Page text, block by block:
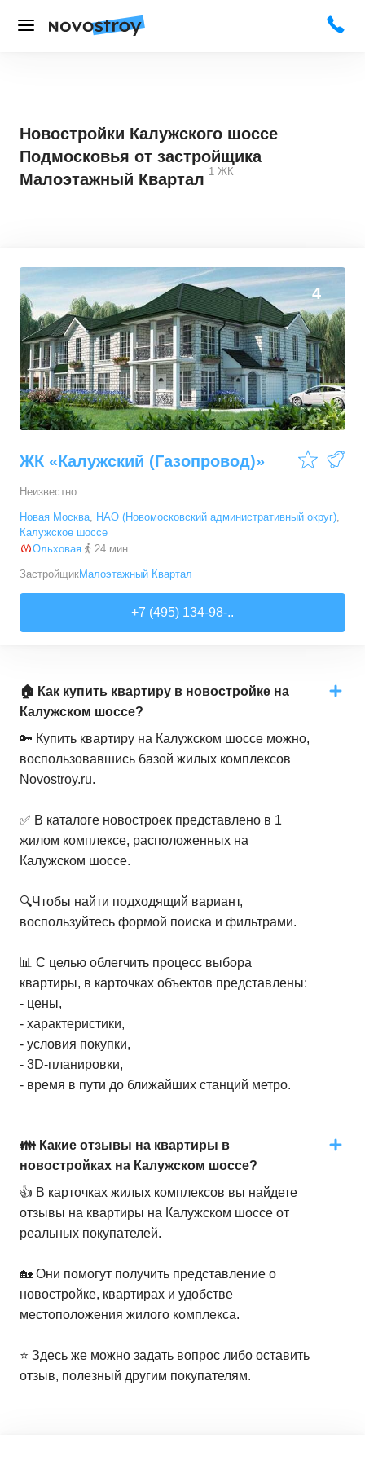
Новостройки Калужского шоссе
Подмосковья от застройщика
Малоэтажный Квартал 1 ЖК
4
ЖК «Калужский (Газопровод)»
Неизвестно
Новая Москва, НАО (Новомосковский административный округ),
Калужское шоссе
Ольховая
24 мин.
ЗастройщикМалоэтажный Квартал
+7 (495) 134-98-..
🏠 Как купить квартиру в новостройке на
Калужском шоссе?
🔑 Купить квартиру на Калужском шоссе можно,
воспользовавшись базой жилых комплексов
Novostroy.ru.
✅ В каталоге новостроек представлено в 1
жилом комплексе, расположенных на
Калужском шоссе.
🔍Чтобы найти подходящий вариант,
воспользуйтесь формой поиска и фильтрами.
📊 С целью облегчить процесс выбора
квартиры, в карточках объектов представлены:
- цены,
- характеристики,
- условия покупки,
- 3D-планировки,
- время в пути до ближайших станций метро.
👪 Какие отзывы на квартиры в
новостройках на Калужском шоссе?
👍 В карточках жилых комплексов вы найдете
отзывы на квартиры на Калужском шоссе от
реальных покупателей.
🏡 Они помогут получить представление о
новостройке, квартирах и удобстве
местоположения жилого комплекса.
⭐️ Здесь же можно задать вопрос либо оставить
отзыв, полезный другим покупателям.